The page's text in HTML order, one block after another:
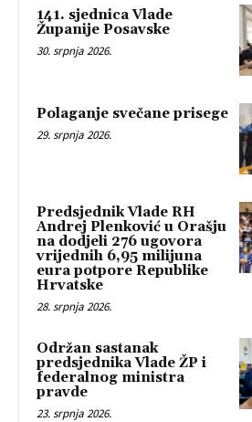
141. sjednica Vlade
Županije Posavske
30. srpnja 2026.
Polaganje svečane prisege
29. srpnja 2026.
Predsjednik Vlade RH
Andrej Plenković u Orašju
na dodjeli 276 ugovora
vrijednih 6,95 milijuna
eura potpore Republike
Hrvatske
28. srpnja 2026.
Održan sastanak
predsjednika Vlade ŽP i
federalnog ministra
pravde
23. srpnja 2026.